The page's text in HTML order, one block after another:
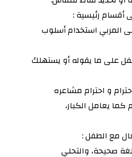
أقسام رئيسية :
المربي استخدام أسلوب
على ما يقوله أو يستهلك
و احترام مشاعره
يعامل الكبار،
مع الطفل :
صحيحة، والتحلي